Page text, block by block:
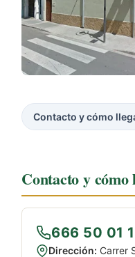
Contacto y cómo
Contacto y cómo
666 50 01
Dirección: Carrer